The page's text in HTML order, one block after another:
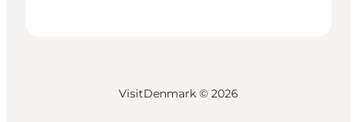
VisitDenmark © 2026